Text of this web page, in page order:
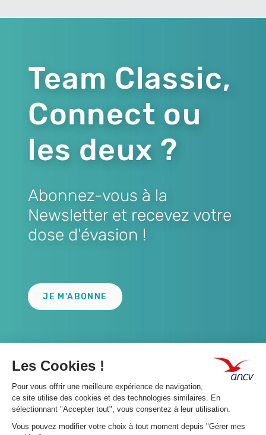
Team Classic,
Connect ou
les deux ?
Abonnez-vous à la
Newsletter et recevez votre
dose d'évasion !
JE M'ABONNE